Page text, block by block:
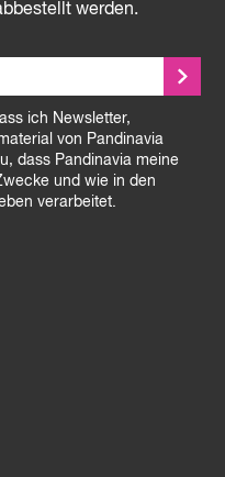
werden.
ich Newsletter,
von Pandinavia
dass Pandinavia meine
und wie in den
verarbeitet.